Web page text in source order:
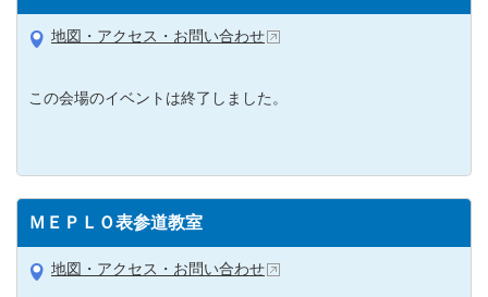
地図・アクセス・お問い合わせ
この会場のイベントは終了しました。
ＭＥＰＬＯ表参道教室
地図・アクセス・お問い合わせ